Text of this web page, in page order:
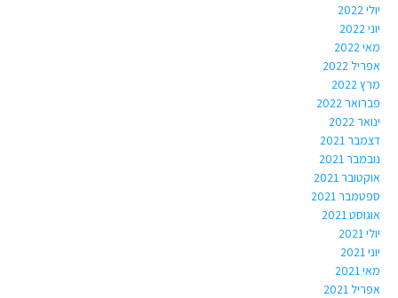
יולי 2022
יוני 2022
מאי 2022
אפריל 2022
מרץ 2022
פברואר 2022
ינואר 2022
דצמבר 2021
נובמבר 2021
אוקטובר 2021
ספטמבר 2021
אוגוסט 2021
יולי 2021
יוני 2021
מאי 2021
אפריל 2021